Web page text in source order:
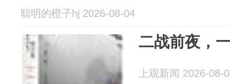
聪明的橙子hj 2026-08-04
二战前夜，
上观新闻 2026-08-